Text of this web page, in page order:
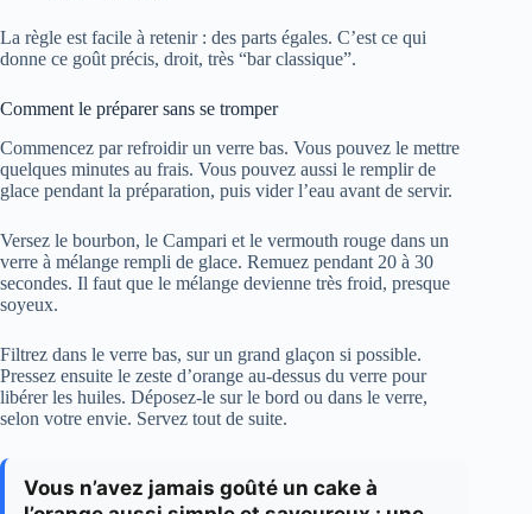
La règle est facile à retenir : des parts égales. C’est ce qui
donne ce goût précis, droit, très “bar classique”.
Comment le préparer sans se tromper
Commencez par refroidir un verre bas. Vous pouvez le mettre
quelques minutes au frais. Vous pouvez aussi le remplir de
glace pendant la préparation, puis vider l’eau avant de servir.
Versez le bourbon, le Campari et le vermouth rouge dans un
verre à mélange rempli de glace. Remuez pendant 20 à 30
secondes. Il faut que le mélange devienne très froid, presque
soyeux.
Filtrez dans le verre bas, sur un grand glaçon si possible.
Pressez ensuite le zeste d’orange au-dessus du verre pour
libérer les huiles. Déposez-le sur le bord ou dans le verre,
selon votre envie. Servez tout de suite.
Vous n’avez jamais goûté un cake à